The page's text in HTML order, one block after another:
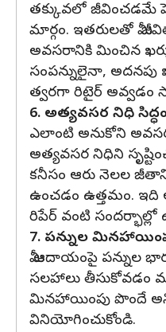
తక్కువలో జీవించడమే
మార్గం. ఇతరులతో మీ
అవసరానికి మించిన
సంపన్నులైనా, అదనపు
త్వరగా రిటైర్‌ అవ్వడం
6. అత్యవసర నిధి
ఎలాంటి అనుకోని
అత్యవసర నిధిని
కనీసం ఆరు నెలల
ఉంచడం ఉత్తమం. ఇది
రిపేర్‌ వంటి
7. పన్నుల
మీ ఆదాయంపై పన్నుల
సలహాలు తీసుకోవడం
మినహాయింపు పొందే
వినియోగించుకోండి.